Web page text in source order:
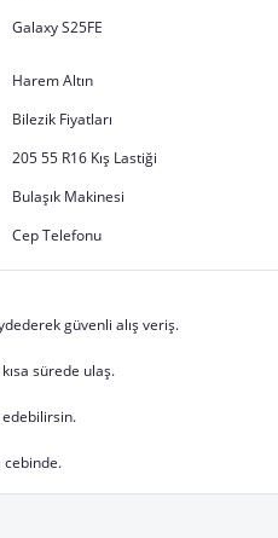
Galaxy S25FE
Harem Altın
Bilezik Fiyatları
205 55 R16 Kış Lastiği
Bulaşık Makinesi
Cep Telefonu
güvenli alış veriş.
sürede ulaş.
edebilirsin.
cebinde.